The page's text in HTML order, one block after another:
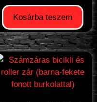
Kosárba teszem